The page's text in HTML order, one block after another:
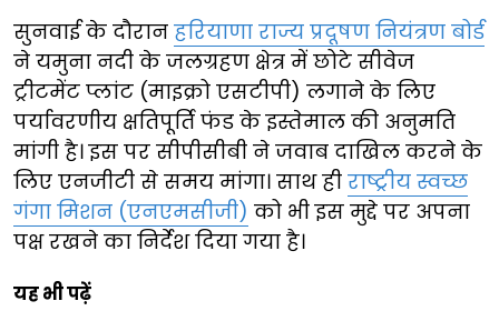
सुनवाई के दौरान हरियाणा राज्य प्रदूषण नियंत्रण बोर्ड
ने यमुना नदी के जलग्रहण क्षेत्र में छोटे सीवेज
ट्रीटमेंट प्लांट (माइक्रो एसटीपी) लगाने के लिए
पर्यावरणीय क्षतिपूर्ति फंड के इस्तेमाल की अनुमति
मांगी है। इस पर सीपीसीबी ने जवाब दाखिल करने के
लिए एनजीटी से समय मांगा। साथ ही राष्ट्रीय स्वच्छ
गंगा मिशन (एनएमसीजी) को भी इस मुद्दे पर अपना
पक्ष रखने का निर्देश दिया गया है।
यह भी पढ़ें